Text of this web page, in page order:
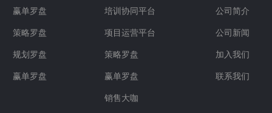
赢单罗盘
策略罗盘
规划罗盘
赢单罗盘
培训协同平台
项目运营平台
策略罗盘
赢单罗盘
销售大咖
公司简介
公司新闻
加入我们
联系我们